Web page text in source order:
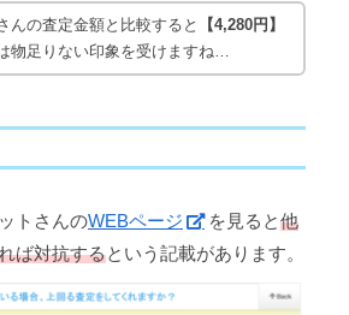
んの査定金額と比較すると
【4,280円】
物足りない印象を受けますね…
トさんのWEBページ を見ると他
ば対抗するという記載があります。